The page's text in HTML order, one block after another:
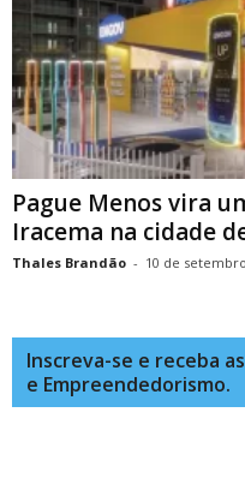
Pague Menos vira
Iracema na cidade
Thales Brandão - 10 de
Inscreva-se e receba
e Empreendedorismo.